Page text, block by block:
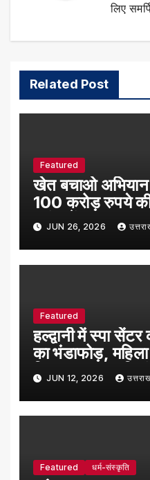
लिए
Related Post
Featured
खेत बचाओ
100 करोड़ रुपये
प्लांट सेंटर
JUN 26, 2026
Featured
हल्द्वानी में स्पा
का भंडाफोड़,
गिरफ्तार, 6
JUN 12, 2026
Featured धर्म-संस्कृति